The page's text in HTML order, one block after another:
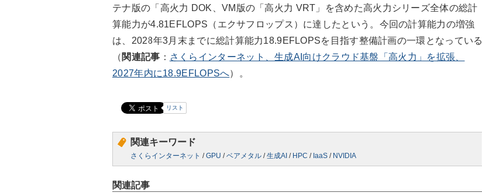
テナ版の「高火力 DOK、VM版の「高火力 VRT」を含めた高火力シリーズ全体の総計
算能力が4.81EFLOPS（エクサフロップス）に達したという。今回の計算能力の増強
は、2028年3月末までに総計算能力18.9EFLOPSを目指す整備計画の一環となっている
（ 関連記事 ： さくらインターネット、生成AI向けクラウド基盤「高火力」を拡張、
2027年内に18.9EFLOPSへ）。
リスト
関連キーワード
さくらインターネット /GPU /ベアメタル /生成AI / HPC / IaaS / NVIDIA
関連記事